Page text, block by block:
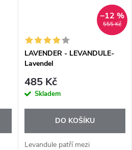
555 Kč
–12 %
LAVENDER - LEVANDULE-
Lavendel
485 Kč
Skladem
DO KOŠÍKU
Levandule patří mezi